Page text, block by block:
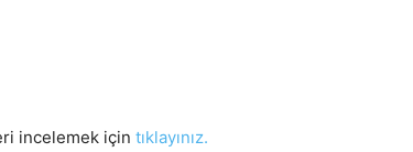
incelemek için tıklayınız.